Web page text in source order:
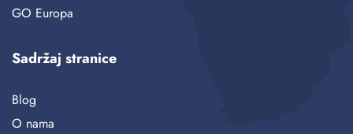
GO Europa
Sadržaj stranice
Blog
O nama